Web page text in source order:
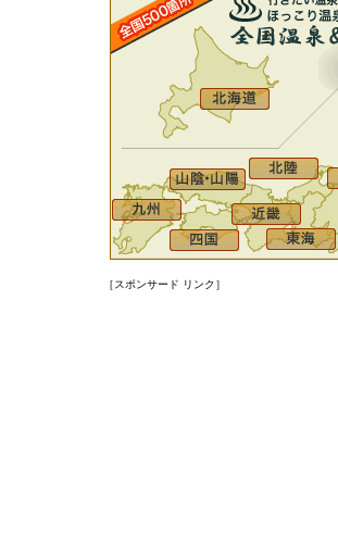
［スポンサード リンク］